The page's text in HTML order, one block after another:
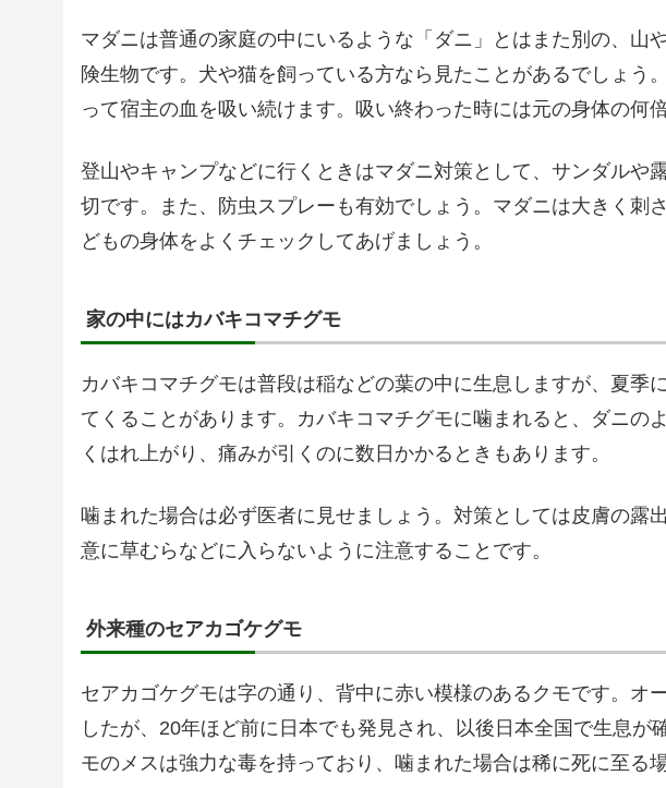
マダニは普通の家庭の中にいるような「ダニ」とはまた別の、山
険生物です。犬や猫を飼っている方なら見たことがあるでしょう
って宿主の血を吸い続けます。吸い終わった時には元の身体の何
登山やキャンプなどに行くときはマダニ対策として、サンダルや
切です。また、防虫スプレーも有効でしょう。マダニは大きく刺
どもの身体をよくチェックしてあげましょう。
家の中にはカバキコマチグモ
カバキコマチグモは普段は稲などの葉の中に生息しますが、夏季
てくることがあります。カバキコマチグモに噛まれると、ダニの
くはれ上がり、痛みが引くのに数日かかるときもあります。
噛まれた場合は必ず医者に見せましょう。対策としては皮膚の露
意に草むらなどに入らないように注意することです。
外来種のセアカゴケグモ
セアカゴケグモは字の通り、背中に赤い模様のあるクモです。オ
したが、20年ほど前に日本でも発見され、以後日本全国で生息が
モのメスは強力な毒を持っており、噛まれた場合は稀に死に至る